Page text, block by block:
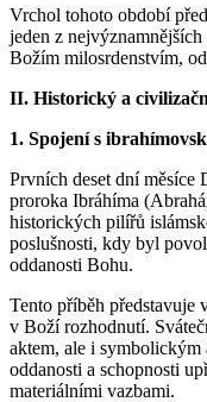
Vrchol tohoto období
jeden z
Božím milosrdenstvím,
II. Historický a
1. Spojení s
Prvních deset dní měsíce
proroka Ibráhíma
historických pilířů
poslušnosti, kdy byl
oddanosti Bohu.
Tento příběh
v Boží rozhodnutí.
aktem, ale i
oddanosti a schopnosti
materiálními vazbami.